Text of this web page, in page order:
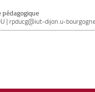
| rpducg@iut-dijon.u-